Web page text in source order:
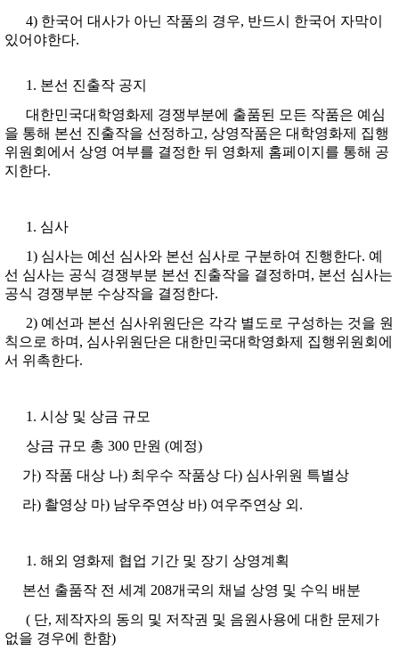
4) 한국어 대사가 아닌 작품의 경우, 반드시 한국어 자막이
있어야한다.
본선 진출작 공지
대한민국대학영화제 경쟁부분에 출품된 모든 작품은 예심
을 통해 본선 진출작을 선정하고, 상영작품은 대학영화제 집행
위원회에서 상영 여부를 결정한 뒤 영화제 홈페이지를 통해 공
지한다.
심사
1) 심사는 예선 심사와 본선 심사로 구분하여 진행한다. 예
선 심사는 공식 경쟁부분 본선 진출작을 결정하며, 본선 심사는
공식 경쟁부분 수상작을 결정한다.
2) 예선과 본선 심사위원단은 각각 별도로 구성하는 것을 원
칙으로 하며, 심사위원단은 대한민국대학영화제 집행위원회에
서 위촉한다.
시상 및 상금 규모
상금 규모 총 300 만원 (예정)
가) 작품 대상 나) 최우수 작품상 다) 심사위원 특별상
라) 촬영상 마) 남우주연상 바) 여우주연상 외.
해외 영화제 협업 기간 및 장기 상영계획
본선 출품작 전 세계 208개국의 채널 상영 및 수익 배분
( 단, 제작자의 동의 및 저작권 및 음원사용에 대한 문제가
없을 경우에 한함)